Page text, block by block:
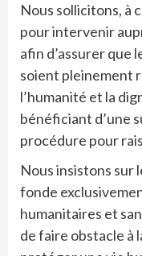
Nous sollicitons, à
pour intervenir
afin d’assurer que
soient pleinement
l’humanité et la
bénéficiant d’une
procédure pour
Nous insistons sur
fonde
humanitaires et
de faire obstacle à